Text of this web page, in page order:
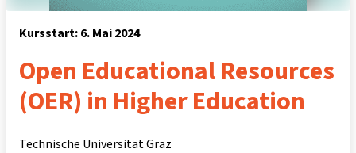
Kursstart: 6. Mai 2024
Open Educational Resources
(OER) in Higher Education
Technische Universität Graz